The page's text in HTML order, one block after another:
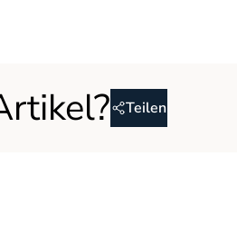
Teilen